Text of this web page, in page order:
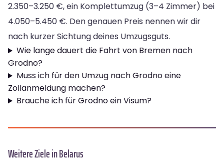
2.350–3.250 €, ein Komplettumzug (3–4 Zimmer) bei
4.050–5.450 €. Den genauen Preis nennen wir dir
nach kurzer Sichtung deines Umzugsguts.
Wie lange dauert die Fahrt von Bremen nach
Grodno?
Muss ich für den Umzug nach Grodno eine
Zollanmeldung machen?
Brauche ich für Grodno ein Visum?
Weitere Ziele in Belarus